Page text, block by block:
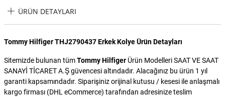
ÜRÜN DETAYLARI
Tommy Hilfiger THJ2790437 Erkek Kolye Ürün Detayları
Sitemizde bulunan tümTommy Hilfiger Ürün Modelleri SAAT VE SAAT
SANAYİ TİCARET A.Ş güvencesi altındadır. Alacağınız bu ürün 1 yıl
garanti kapsamındadır. Siparişiniz orijinal kutusu / kesesi ile anlaşmalı
kargo firması (DHL eCommerce) tarafından adresinize teslim